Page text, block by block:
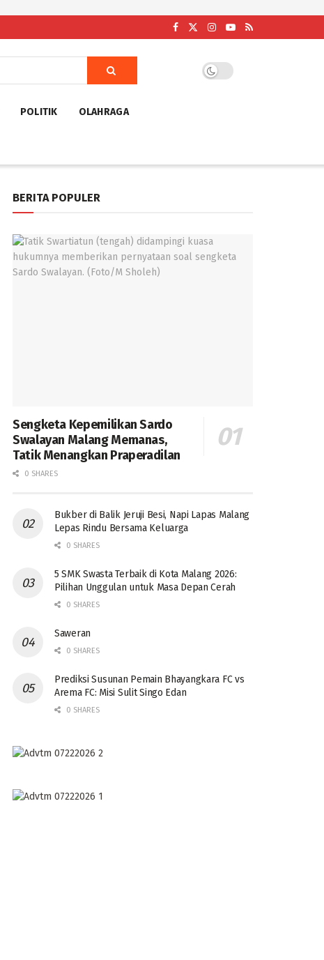
POLITIK OLAHRAGA
BERITA POPULER
Sengketa Kepemilikan Sardo
Swalayan Malang Memanas,
Tatik Menangkan Praperadilan
0 SHARES
Bukber di Balik Jeruji Besi, Napi Lapas Malang
Lepas Rindu Bersama Keluarga
0 SHARES
5 SMK Swasta Terbaik di Kota Malang 2026:
Pilihan Unggulan untuk Masa Depan Cerah
0 SHARES
Saweran
0 SHARES
Prediksi Susunan Pemain Bhayangkara FC vs
Arema FC: Misi Sulit Singo Edan
0 SHARES